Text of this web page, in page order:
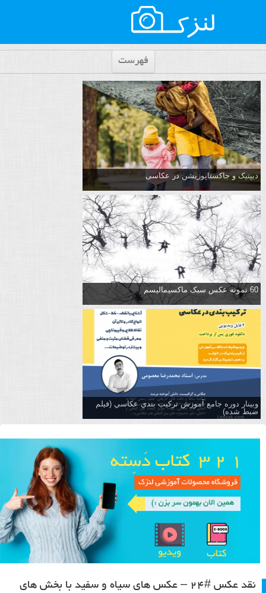
فهرست
دیپتیک و جاکستا‌پوزیشن در عکاسی
60 نمونه عکس سبک ماکسیمالیسم
وبینار دوره جامع آموزش تركيب بندي عكاسي (فیلم
ضبط شده)
نقد عکس #۲۴ – عکس های سیاه و سفید با بخش های